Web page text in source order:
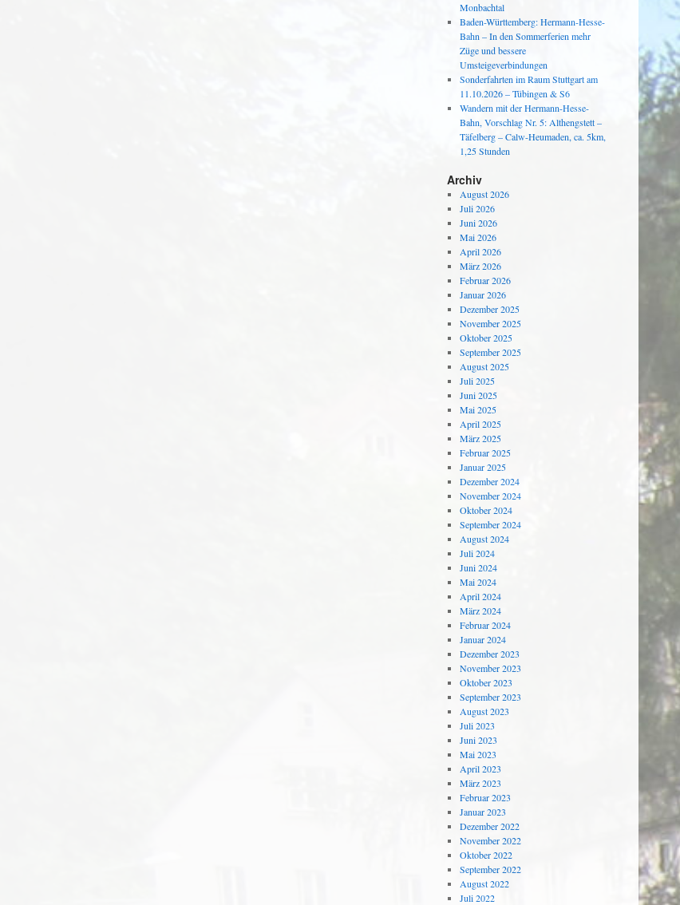
Monbachtal
Baden-Württemberg: Hermann-Hesse-
Bahn – In den Sommerferien mehr
Züge und bessere
Umsteigeverbindungen
Sonderfahrten im Raum Stuttgart am
11.10.2026 – Tübingen & S6
Wandern mit der Hermann-Hesse-
Bahn, Vorschlag Nr. 5: Althengstett –
Täfelberg – Calw-Heumaden, ca. 5km,
1,25 Stunden
Archiv
August 2026
Juli 2026
Juni 2026
Mai 2026
April 2026
März 2026
Februar 2026
Januar 2026
Dezember 2025
November 2025
Oktober 2025
September 2025
August 2025
Juli 2025
Juni 2025
Mai 2025
April 2025
März 2025
Februar 2025
Januar 2025
Dezember 2024
November 2024
Oktober 2024
September 2024
August 2024
Juli 2024
Juni 2024
Mai 2024
April 2024
März 2024
Februar 2024
Januar 2024
Dezember 2023
November 2023
Oktober 2023
September 2023
August 2023
Juli 2023
Juni 2023
Mai 2023
April 2023
März 2023
Februar 2023
Januar 2023
Dezember 2022
November 2022
Oktober 2022
September 2022
August 2022
Juli 2022